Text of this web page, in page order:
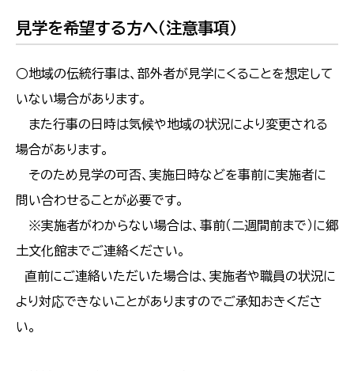
見学を希望する方へ（注意事項）
○地域の伝統行事は、部外者が見学にくることを想定して
いない場合があります。
また行事の日時は気候や地域の状況により変更される
場合があります。
そのため見学の可否、実施日時などを事前に実施者に
問い合わせることが必要です。
※実施者がわからない場合は、事前（二週間前まで）に郷
土文化館までご連絡ください。
直前にご連絡いただいた場合は、実施者や職員の状況に
より対応できないことがありますのでご承知おきくださ
い。